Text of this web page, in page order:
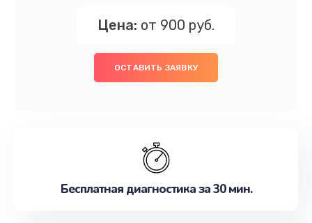
Цена: от 900 руб.
ОСТАВИТЬ ЗАЯВКУ
Бесплатная диагностика за 30 мин.